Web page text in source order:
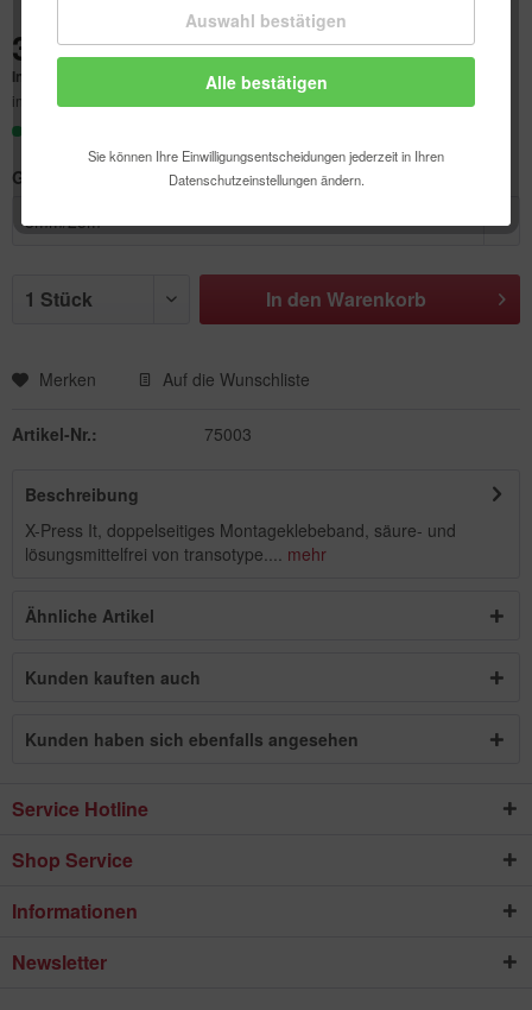
Technisch erforderlich
Komfortfunktionen
Auswahl bestätigen
Alle bestätigen
Sie können Ihre Einwilligungsentscheidungen jederzeit in Ihren
Datenschutzeinstellungen ändern.
3,45 € *
Inhalt:
inkl. MwSt.
Größe:
In den Warenkorb
Merken Auf die Wunschliste
Artikel-Nr.: 75003
Beschreibung
X-Press It, doppelseitiges Montageklebeband, säure- und
lösungsmittelfrei von transotype.... mehr
Ähnliche Artikel
Kunden kauften auch
Kunden haben sich ebenfalls angesehen
Service Hotline
Shop Service
Informationen
Newsletter